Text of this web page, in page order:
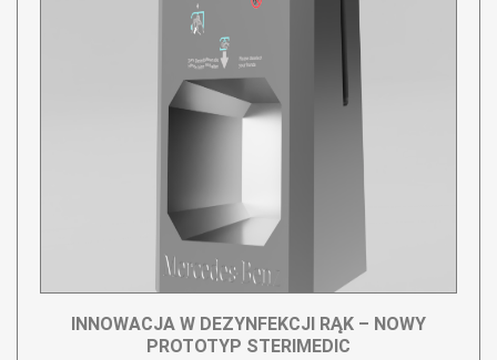
INNOWACJA W DEZYNFEKCJI RĄK – NOWY
PROTOTYP STERIMEDIC